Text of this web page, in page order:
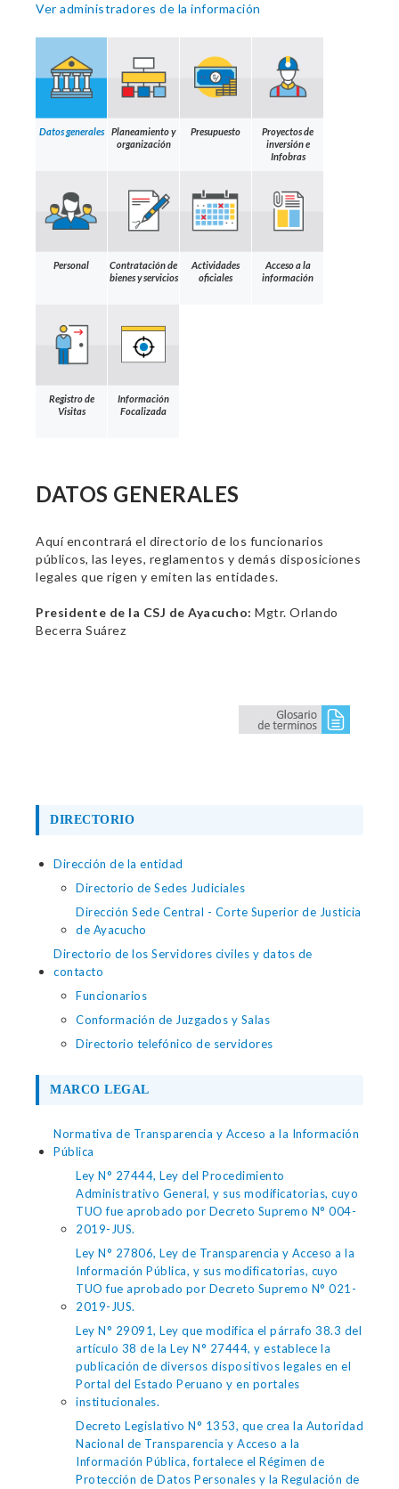
Ver administradores de la información
Datos generales
Planeamiento y
organización
Presupuesto
Proyectos de
inversión e
Infobras
Personal
Contratación de
bienes y servicios
Actividades
oficiales
Acceso a la
información
Registro de
Visitas
Información
Focalizada
DATOS GENERALES
Aquí encontrará el directorio de los funcionarios
públicos, las leyes, reglamentos y demás disposiciones
legales que rigen y emiten las entidades.
Presidente de la CSJ de Ayacucho: Mgtr. Orlando
Becerra Suárez
DIRECTORIO
Dirección de la entidad
Directorio de Sedes Judiciales
Dirección Sede Central - Corte Superior de Justicia
de Ayacucho
Directorio de los Servidores civiles y datos de
contacto
Funcionarios
Conformación de Juzgados y Salas
Directorio telefónico de servidores
MARCO LEGAL
Normativa de Transparencia y Acceso a la Información
Pública
Ley N° 27444, Ley del Procedimiento
Administrativo General, y sus modificatorias, cuyo
TUO fue aprobado por Decreto Supremo N° 004-
2019-JUS.
Ley N° 27806, Ley de Transparencia y Acceso a la
Información Pública, y sus modificatorias, cuyo
TUO fue aprobado por Decreto Supremo N° 021-
2019-JUS.
Ley N° 29091, Ley que modifica el párrafo 38.3 del
artículo 38 de la Ley N° 27444, y establece la
publicación de diversos dispositivos legales en el
Portal del Estado Peruano y en portales
institucionales.
Decreto Legislativo N° 1353, que crea la Autoridad
Nacional de Transparencia y Acceso a la
Información Pública, fortalece el Régimen de
Protección de Datos Personales y la Regulación de